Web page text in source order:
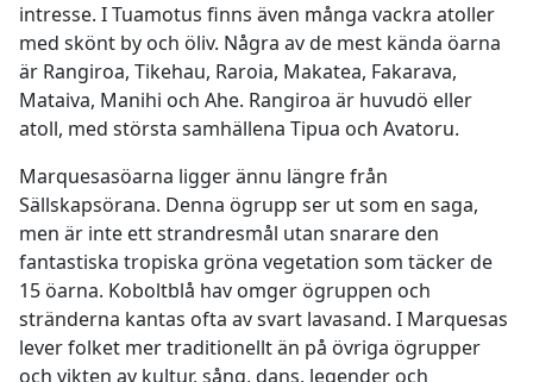
intresse. I Tuamotus finns även många vackra atoller
med skönt by och öliv. Några av de mest kända öarna
är Rangiroa, Tikehau, Raroia, Makatea, Fakarava,
Mataiva, Manihi och Ahe. Rangiroa är huvudö eller
atoll, med största samhällena Tipua och Avatoru.
Marquesasöarna ligger ännu längre från
Sällskapsörana. Denna ögrupp ser ut som en saga,
men är inte ett strandresmål utan snarare den
fantastiska tropiska gröna vegetation som täcker de
15 öarna. Koboltblå hav omger ögruppen och
stränderna kantas ofta av svart lavasand. I Marquesas
lever folket mer traditionellt än på övriga ögrupper
och vikten av kultur, sång, dans, legender och